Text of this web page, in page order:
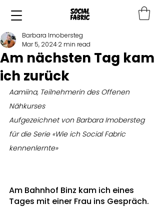
Am nächsten Tag kam
ich zurück
Barbara Imobersteg
Mar 5, 20242 min read
Aamiina, Teilnehmerin des Offenen
Nähkurses
Aufgezeichnet von Barbara Imobersteg
für die Serie «Wie ich Social Fabric
kennenlernte»
Am Bahnhof Binz kam ich eines
Tages mit einer Frau ins Gespräch.